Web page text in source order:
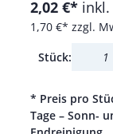
2,02 €* inkl.
1,70 €* zzgl.
Stück:
* Preis pro
Tage – Sonn-